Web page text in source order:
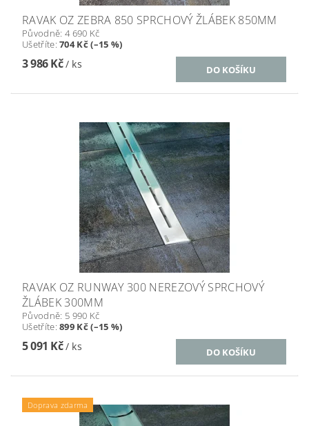
RAVAK OZ ZEBRA 850 SPRCHOVÝ ŽLÁBEK 850MM
Původně: 4 690 Kč
Ušetříte:704 Kč (–15 %)
3 986 Kč/ ks
RAVAK OZ RUNWAY 300 NEREZOVÝ SPRCHOVÝ
ŽLÁBEK 300MM
Původně: 5 990 Kč
Ušetříte:899 Kč (–15 %)
5 091 Kč/ ks
Doprava zdarma